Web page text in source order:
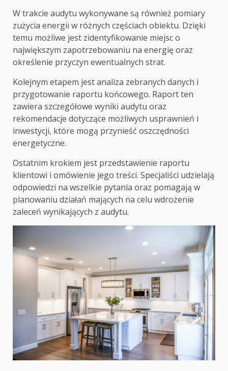
W trakcie audytu wykonywane są również pomiary
zużycia energii w różnych częściach obiektu. Dzięki
temu możliwe jest zidentyfikowanie miejsc o
największym zapotrzebowaniu na energię oraz
określenie przyczyn ewentualnych strat.
Kolejnym etapem jest analiza zebranych danych i
przygotowanie raportu końcowego. Raport ten
zawiera szczegółowe wyniki audytu oraz
rekomendacje dotyczące możliwych usprawnień i
inwestycji, które mogą przynieść oszczędności
energetyczne.
Ostatnim krokiem jest przedstawienie raportu
klientowi i omówienie jego treści. Specjaliści udzielają
odpowiedzi na wszelkie pytania oraz pomagają w
planowaniu działań mających na celu wdrożenie
zaleceń wynikających z audytu.